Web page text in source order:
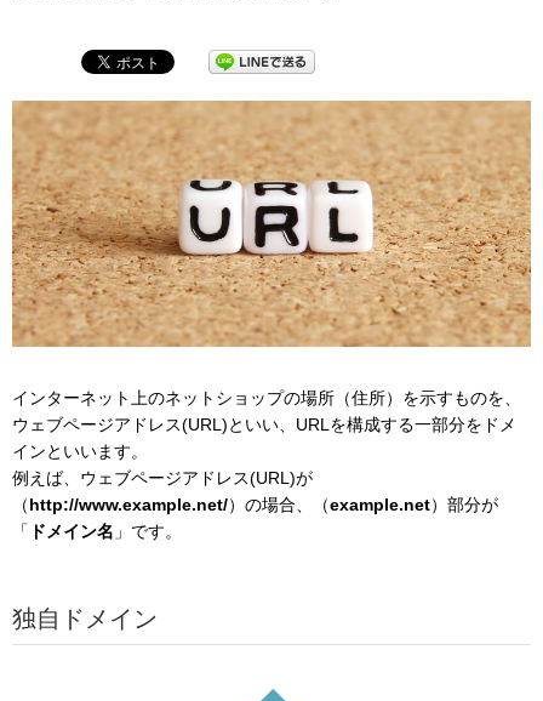
インターネット上のネットショップの場所（住所）を示すものを、
ウェブページアドレス(URL)といい、URLを構成する一部分をドメ
インといいます。
例えば、ウェブページアドレス(URL)が
（http://www.example.net/）の場合、（example.net）部分が
「 ドメイン名 」です。
独自ドメイン